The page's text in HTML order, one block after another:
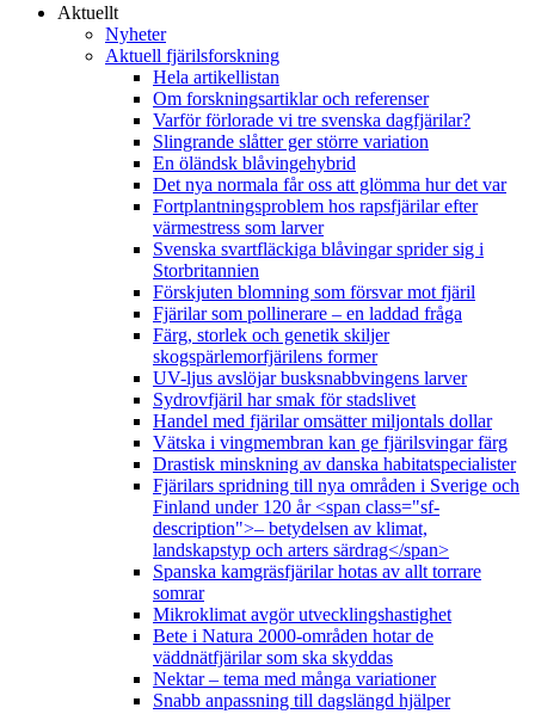
Aktuellt
Nyheter
Aktuell fjärilsforskning
Hela artikellistan
Om forskningsartiklar och referenser
Varför förlorade vi tre svenska dagfjärilar?
Slingrande slåtter ger större variation
En öländsk blåvingehybrid
Det nya normala får oss att glömma hur det var
Fortplantningsproblem hos rapsfjärilar efter
värmestress som larver
Svenska svartfläckiga blåvingar sprider sig i
Storbritannien
Förskjuten blomning som försvar mot fjäril
Fjärilar som pollinerare – en laddad fråga
Färg, storlek och genetik skiljer
skogspärlemorfjärilens former
UV-ljus avslöjar busksnabbvingens larver
Sydrovfjäril har smak för stadslivet
Handel med fjärilar omsätter miljontals dollar
Vätska i vingmembran kan ge fjärilsvingar färg
Drastisk minskning av danska habitatspecialister
Fjärilars spridning till nya områden i Sverige och
Finland under 120 år <span class="sf-
description">– betydelsen av klimat,
landskapstyp och arters särdrag</span>
Spanska kamgräsfjärilar hotas av allt torrare
somrar
Mikroklimat avgör utvecklingshastighet
Bete i Natura 2000-områden hotar de
väddnätfjärilar som ska skyddas
Nektar – tema med många variationer
Snabb anpassning till dagslängd hjälper